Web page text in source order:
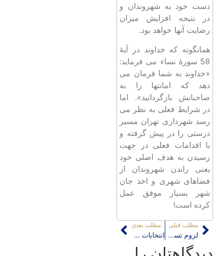
دست خود به شهروندان و
در نتیجه افزایش میزان
رضایت آنها خواهد بود.
همانگونه که خداوند در آیۀ
58 سورۀ نساء می فرماید:
«خداوند به شما فرمان می
‌دهد که امانتها را به
صاحبانش بازگردانید». اما
در شرایط فعلی به نظر می
رسد شهرداری تهران مسیر
درستی را در پیش گرفته و
با اقدامات فعلی در جهت
رسیدن به هدف اصلی خود
یعنی راندن شهروندان از
فضاهای شهری و اخذ جان
شهر بسیار موفق عمل
کرده است!
مطلب قبلی
لزوم تسریع در تدوین ضوابط ساخت و ساز روستایی
مطلب بعدی
انتخابات شورا؛ و حرکت در لبه دانش جهانی با منطق «کَمِل سی نات سی»